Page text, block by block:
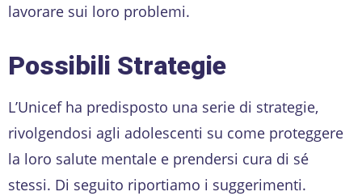
lavorare sui loro problemi.
Possibili Strategie
L’Unicef ha predisposto una serie di strategie,
rivolgendosi agli adolescenti su come proteggere
la loro salute mentale e prendersi cura di sé
stessi. Di seguito riportiamo i suggerimenti.